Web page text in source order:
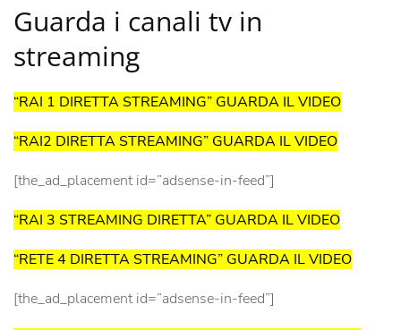
Guarda i canali tv in
streaming
“RAI 1 DIRETTA STREAMING” GUARDA IL VIDEO
“RAI2 DIRETTA STREAMING” GUARDA IL VIDEO
[the_ad_placement id=”adsense-in-feed”]
“RAI 3 STREAMING DIRETTA” GUARDA IL VIDEO
“RETE 4 DIRETTA STREAMING” GUARDA IL VIDEO
[the_ad_placement id=”adsense-in-feed”]